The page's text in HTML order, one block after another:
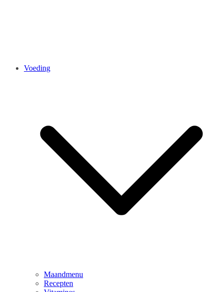
Voeding
Maandmenu
Recepten